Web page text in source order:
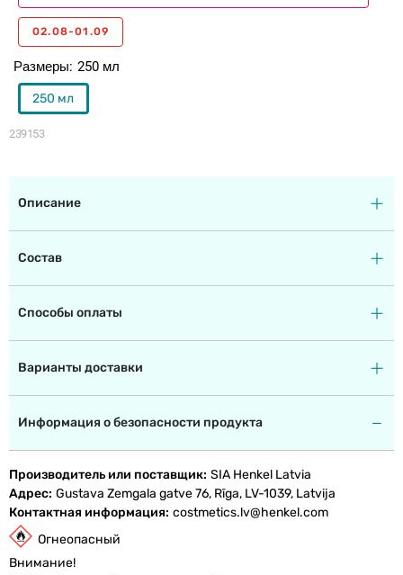
239153
Размеры 250 мл
250 мл
02.08-01.09
Описание
Состав
Способы оплаты
Варианты доставки
Информация о безопасности продукта
Производитель или поставщик SIA Henkel Latvia
Адрес Gustava Zemgala gatve 76, Rīga, LV-1039, Latvija
Контактная информация costmetics.lv@henkel.com
Огнеопасный
Внимание!